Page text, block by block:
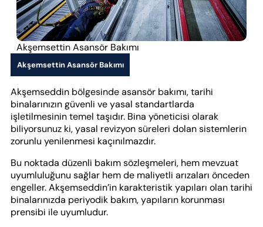
Akşemsettin Asansör Bakımı
Akşemseddin bölgesinde asansör bakımı, tarihi
binalarınızın güvenli ve yasal standartlarda
işletilmesinin temel taşıdır. Bina yöneticisi olarak
biliyorsunuz ki, yasal revizyon süreleri dolan sistemlerin
zorunlu yenilenmesi kaçınılmazdır.
Bu noktada düzenli bakım sözleşmeleri, hem mevzuat
uyumluluğunu sağlar hem de maliyetli arızaları önceden
engeller. Akşemseddin’in karakteristik yapıları olan tarihi
binalarınızda periyodik bakım, yapıların korunması
prensibi ile uyumludur.
Akşemsettin Asansör Bakımı